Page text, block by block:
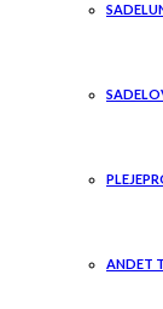
ANDET